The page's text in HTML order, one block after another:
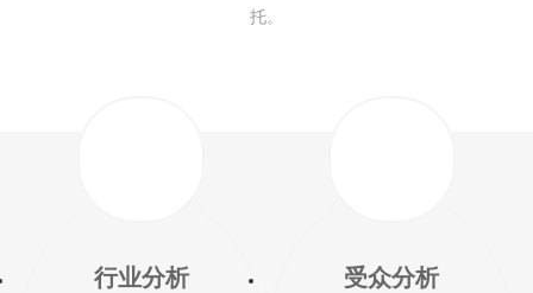
托。
行业分析 受众分析